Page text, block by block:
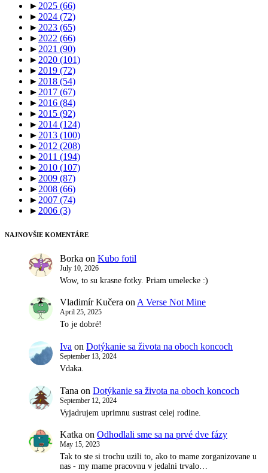
► 2025 (66)
► 2024 (72)
► 2023 (65)
► 2022 (66)
► 2021 (90)
► 2020 (101)
► 2019 (72)
► 2018 (54)
► 2017 (67)
► 2016 (84)
► 2015 (92)
► 2014 (124)
► 2013 (100)
► 2012 (208)
► 2011 (194)
► 2010 (107)
► 2009 (87)
► 2008 (66)
► 2007 (74)
► 2006 (3)
NAJNOVŠIE KOMENTÁRE
Borka on Kubo fotil
July 10, 2026
Wow, to su krasne fotky. Priam umelecke :)
Vladimír Kučera onA Verse Not Mine
April 25, 2025
To je dobré!
Iva on Dotýkanie sa života na oboch koncoch
September 13, 2024
Vdaka.
Tana on Dotýkanie sa života na oboch koncoch
September 12, 2024
Vyjadrujem uprimnu sustrast celej rodine.
Katka on Odhodlali sme sa na prvé dve fázy
May 15, 2023
Tak to ste si trochu uzili to, ako to mame zorganizovane u
nas - my mame pracovnu v jedalni trvalo…